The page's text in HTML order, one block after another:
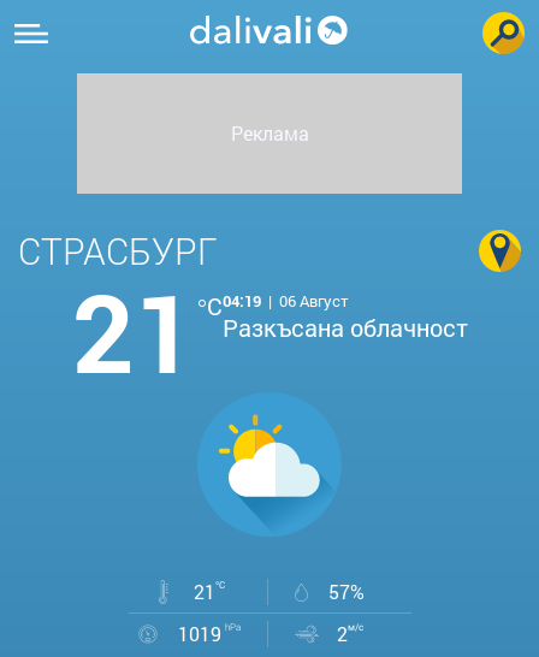
СТРАСБУРГ
21 °C04:19 | 06 Август
Разкъсана облачност
21°C
57%
1019 hPa 2м/с